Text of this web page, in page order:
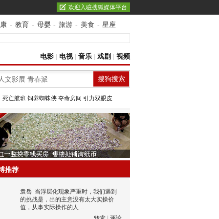
欢迎入驻搜狐媒体平台
- 教育 - 母婴 - 旅游 - 美食 - 星座
电影 电视| 音乐 戏剧 视频
死亡航班 饲养蜘蛛侠 夺命房间 引力双眼皮
推荐
袁岳 当浮层化现象严重时，我们遇到
的挑战是，出的主意没有太大实操价
值，从事实际操作的人…